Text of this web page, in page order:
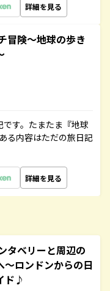
詳細を見る
冒険～地球の歩き
す。たまたま『地球
る内容はただの旅日記
詳細を見る
タベリーと周辺の
～ロンドンからの日
ド♪